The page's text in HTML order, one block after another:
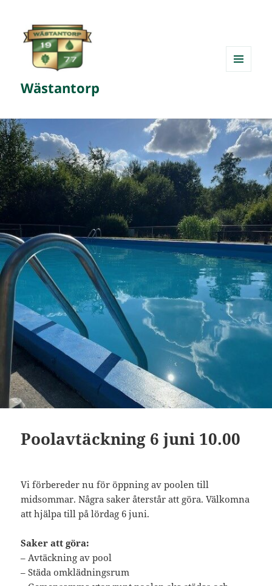
Wästantorp
Poolavtäckning 6 juni 10.00
Vi förbereder nu för öppning av poolen till
midsommar. Några saker återstår att göra. Välkomna
att hjälpa till på lördag 6 juni.
Saker att göra:
– Avtäckning av pool
– Städa omklädningsrum